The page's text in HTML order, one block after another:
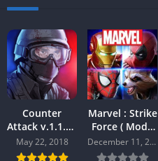
Counter
Attack v.1.1.92
[Mod] Android
May 22, 2018
Marvel : Strike
Force ( Mod )
v.5.0.0
Android
December 11, 2020